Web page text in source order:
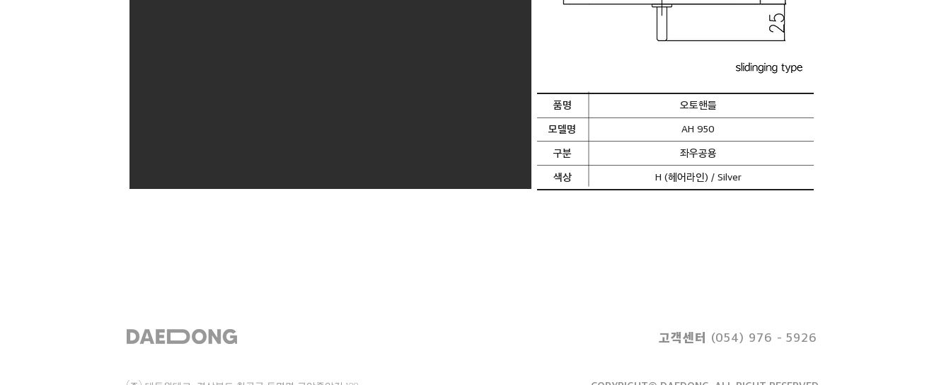
품명
모델명
구분
​색상
오토핸들
AH 950
​좌우공용
H (헤어라인) / Silver
고객센터 (054) 976 - 5926